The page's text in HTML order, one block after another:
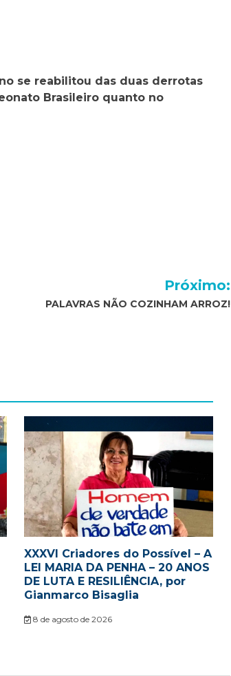
se reabilitou das duas derrotas
Brasileiro quanto no
Próximo:
PALAVRAS NÃO COZINHAM ARROZ!
XXXVI Criadores do Possível – A
LEI MARIA DA PENHA – 20 ANOS
DE LUTA E RESILIÊNCIA, por
Gianmarco Bisaglia
8 de agosto de 2026